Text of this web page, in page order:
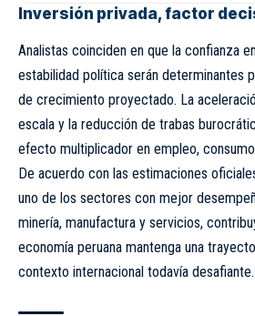
Inversión privada, factor
Analistas coinciden en que la confianza
estabilidad política serán determinantes
de crecimiento proyectado. La
escala y la reducción de trabas
efecto multiplicador en empleo,
De acuerdo con las estimaciones
uno de los sectores con mejor
minería, manufactura y servicios,
economía peruana mantenga una
contexto internacional todavía desafiante.